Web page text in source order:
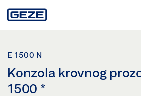
to
E 1500 N
Konzola krovnog
1500 *